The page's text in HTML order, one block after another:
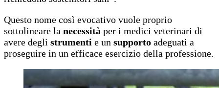
Questo nome così evocativo vuole proprio
sottolineare la necessità per i medici veterinari di
avere degli strumenti e un supporto adeguati a
proseguire in un efficace esercizio della professione.